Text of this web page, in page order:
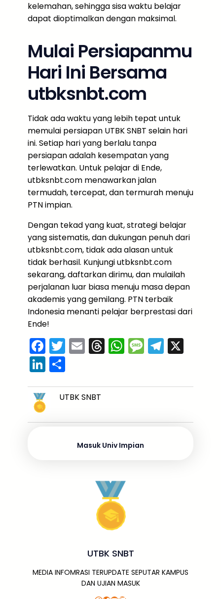
kelemahan, sehingga sisa waktu belajar
dapat dioptimalkan dengan maksimal.
Mulai Persiapanmu
Hari Ini Bersama
utbksnbt.com
Tidak ada waktu yang lebih tepat untuk
memulai persiapan UTBK SNBT selain hari
ini. Setiap hari yang berlalu tanpa
persiapan adalah kesempatan yang
terlewatkan. Untuk pelajar di Ende,
utbksnbt.com menawarkan jalan
termudah, tercepat, dan termurah menuju
PTN impian.
Dengan tekad yang kuat, strategi belajar
yang sistematis, dan dukungan penuh dari
utbksnbt.com, tidak ada alasan untuk
tidak berhasil. Kunjungi utbksnbt.com
sekarang, daftarkan dirimu, dan mulailah
perjalanan luar biasa menuju masa depan
akademis yang gemilang. PTN terbaik
Indonesia menanti pelajar berprestasi dari
Ende!
F
a
c
e
b
o
T
w
er
E
m
l
T
hr
a
s
W
h
ts
p
p
M
e
s
g
T
el
gr
m
Li
n
k
e
dI
ar
UTBK SNBT
Masuk Univ Impian
UTBK SNBT
MEDIA INFOMRASI TERUPDATE SEPUTAR KAMPUS
DAN UJIAN MASUK